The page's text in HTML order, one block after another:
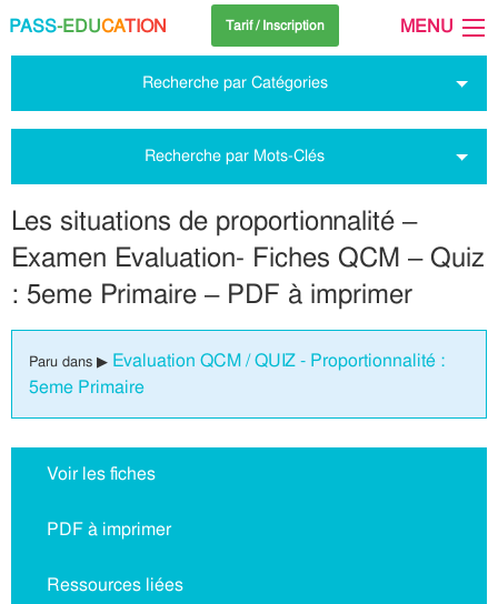
PASS-EDUCATION Tarif / Inscription MENU
Recherche par Catégories
Recherche par Mots-Clés
Les situations de proportionnalité –
Examen Evaluation- Fiches QCM – Quiz
: 5eme Primaire – PDF à imprimer
Paru dans ▶ Evaluation QCM / QUIZ - Proportionnalité :
5eme Primaire
Voir les fiches
PDF à imprimer
Ressources liées